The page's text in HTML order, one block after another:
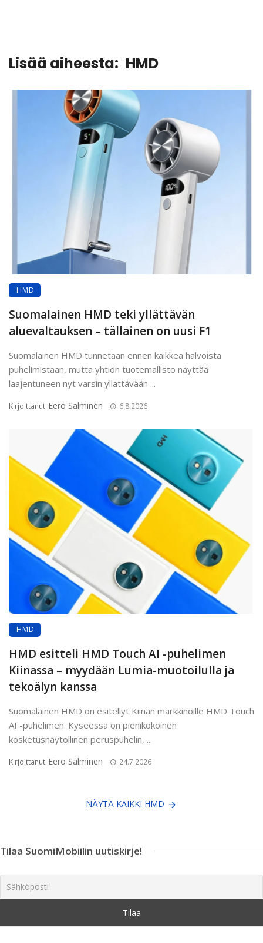
Lisää aiheesta: HMD
HMD
Suomalainen HMD teki yllättävän
aluevaltauksen – tällainen on uusi F1
Suomalainen HMD tunnetaan ennen kaikkea halvoista
puhelimistaan, mutta yhtiön tuotemallisto näyttää
laajentuneen nyt varsin yllättävään ...
Kirjoittanut Eero Salminen 6.8.2026
HMD
HMD esitteli HMD Touch AI -puhelimen
Kiinassa – myydään Lumia-muotoilulla ja
tekoälyn kanssa
Suomalainen HMD on esitellyt Kiinan markkinoille HMD Touch
AI -puhelimen. Kyseessä on pienikokoinen
kosketusnäytöllinen peruspuhelin, ...
Kirjoittanut Eero Salminen 24.7.2026
NÄYTÄ KAIKKI HMD
Tilaa SuomiMobiilin uutiskirje!